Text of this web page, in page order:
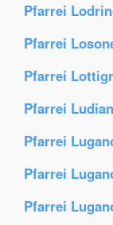
Pfarrei
Pfarrei
Pfarrei
Pfarrei
Pfarrei
Pfarrei
Pfarrei